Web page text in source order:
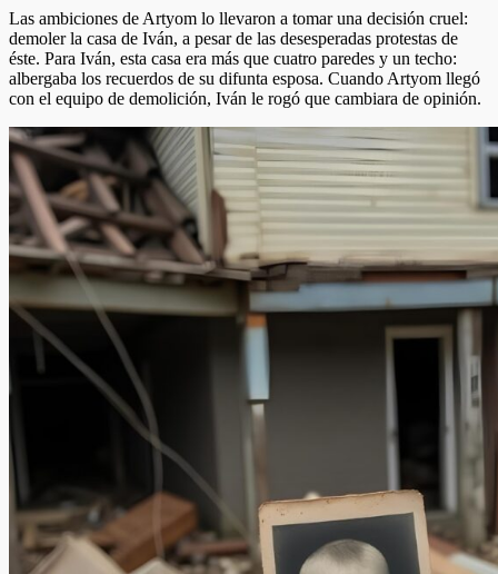
Las ambiciones de Artyom lo llevaron a tomar una decisión cruel:
demoler la casa de Iván, a pesar de las desesperadas protestas de
éste. Para Iván, esta casa era más que cuatro paredes y un techo:
albergaba los recuerdos de su difunta esposa. Cuando Artyom llegó
con el equipo de demolición, Iván le rogó que cambiara de opinión.